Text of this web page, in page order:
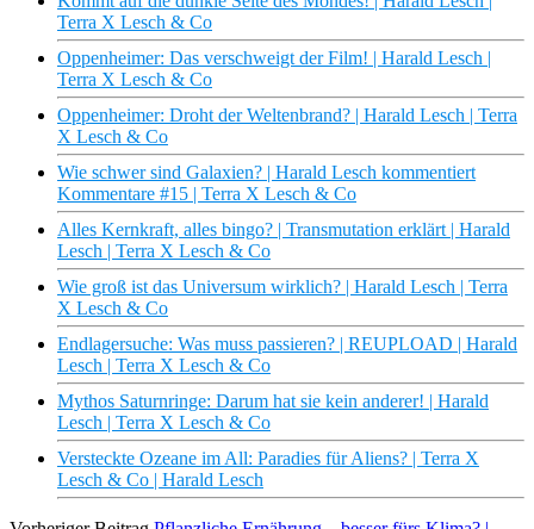
Terra X Lesch & Co
Oppenheimer: Das verschweigt der Film! | Harald Lesch |
Terra X Lesch & Co
Oppenheimer: Droht der Weltenbrand? | Harald Lesch | Terra
X Lesch & Co
Wie schwer sind Galaxien? | Harald Lesch kommentiert
Kommentare #15 | Terra X Lesch & Co
Alles Kernkraft, alles bingo? | Transmutation erklärt | Harald
Lesch | Terra X Lesch & Co
Wie groß ist das Universum wirklich? | Harald Lesch | Terra
X Lesch & Co
Endlagersuche: Was muss passieren? | REUPLOAD | Harald
Lesch | Terra X Lesch & Co
Mythos Saturnringe: Darum hat sie kein anderer! | Harald
Lesch | Terra X Lesch & Co
Versteckte Ozeane im All: Paradies für Aliens? | Terra X
Lesch & Co | Harald Lesch